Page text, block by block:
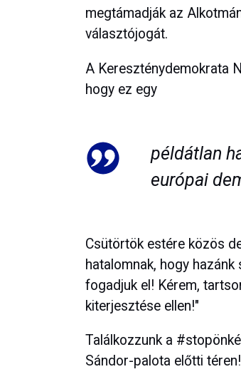
megtámadják az
választójogát.
A Kereszténydemokrata
hogy ez egy
példátlan
európai
Csütörtök estére közös
hatalomnak, hogy
fogadjuk el! Kérem,
kiterjesztése ellen!"
Találkozzunk a
Sándor-palota előtti